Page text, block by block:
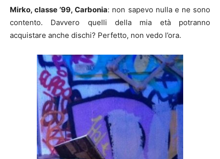
Mirko, classe ’99, Carbonia: non sapevo nulla e ne sono
contento. Davvero quelli della mia età potranno
acquistare anche dischi? Perfetto, non vedo l’ora.